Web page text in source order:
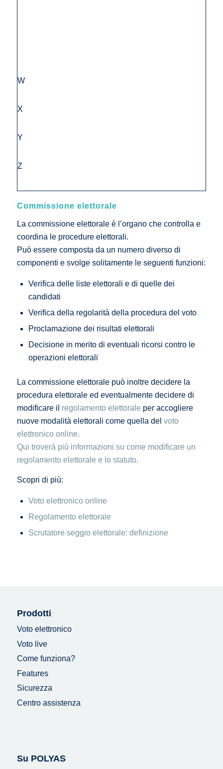
W
X
Y
Z
Commissione elettorale
La commissione elettorale è l’organo che controlla e
coordina le procedure elettorali.
Può essere composta da un numero diverso di
componenti e svolge solitamente le seguenti funzioni:
Verifica delle liste elettorali e di quelle dei
candidati
Verifica della regolarità della procedura del voto
Proclamazione dei risultati elettorali
Decisione in merito di eventuali ricorsi contro le
operazioni elettorali
La commissione elettorale può inoltre decidere la
procedura elettorale ed eventualmente decidere di
modificare il regolamento elettorale per accogliere
nuove modalità elettorali come quella del voto
elettronico online.
Qui troverà più informazioni su come modificare un
regolamento elettorale e lo statuto.
Scopri di più:
Voto elettronico online
Regolamento elettorale
Scrutatore seggio elettorale: definizione
Prodotti
Voto elettronico
Voto live
Come funziona?
Features
Sicurezza
Centro assistenza
Su POLYAS